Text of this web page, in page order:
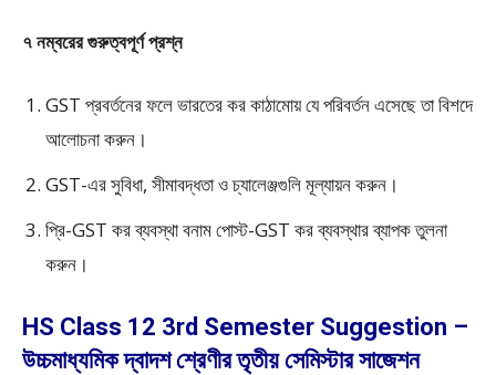
৭ নম্বরের গুরুত্বপূর্ণ প্রশ্ন
GST প্রবর্তনের ফলে ভারতের কর কাঠামোয় যে পরিবর্তন এসেছে তা বিশদে
আলোচনা করুন।
GST-এর সুবিধা, সীমাবদ্ধতা ও চ্যালেঞ্জগুলি মূল্যায়ন করুন।
প্রি-GST কর ব্যবস্থা বনাম পোস্ট-GST কর ব্যবস্থার ব্যাপক তুলনা
করুন।
HS Class 12 3rd Semester Suggestion –
উচ্চমাধ্যমিক দ্বাদশ শ্রেণীর তৃতীয় সেমিস্টার সাজেশন